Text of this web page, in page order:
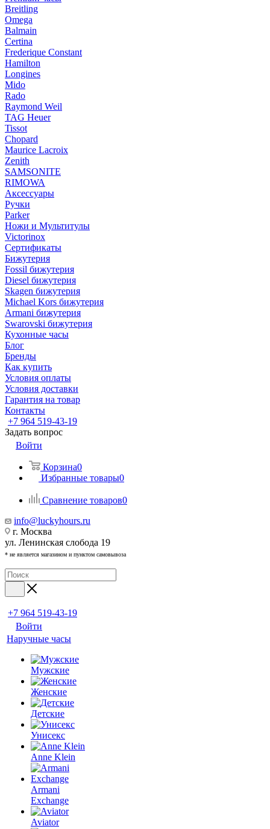
Breitling
Omega
Balmain
Certina
Frederique Constant
Hamilton
Longines
Mido
Rado
Raymond Weil
TAG Heuer
Tissot
Chopard
Maurice Lacroix
Zenith
SAMSONITE
RIMOWA
Аксессуары
Ручки
Parker
Ножи и Мультитулы
Victorinox
Сертификаты
Бижутерия
Fossil бижутерия
Diesel бижутерия
Skagen бижутерия
Michael Kors бижутерия
Armani бижутерия
Swarovski бижутерия
Кухонные часы
Блог
Бренды
Как купить
Условия оплаты
Условия доставки
Гарантия на товар
Контакты
+7 964 519-43-19
Задать вопрос
Войти
Корзина0
Избранные товары0
Сравнение товаров0
info@luckyhours.ru
г. Москва
ул. Ленинская слобода 19
* не является магазином и пунктом самовывоза
+7 964 519-43-19
Войти
Наручные часы
Мужские
Женские
Детские
Унисекс
Anne Klein
Armani
Exchange
Aviator